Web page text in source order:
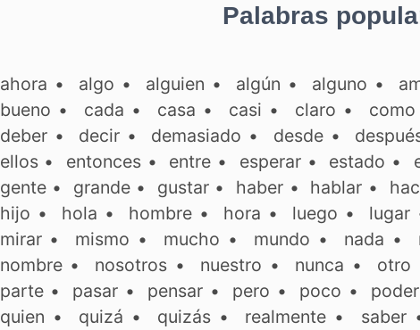
Palabras
ahora • algo • alguien • algún • alguno •
bueno • cada • casa • casi • claro • como
deber• decir• demasiado • desde•
ellos• entonces• entre • esperar• estado •
gente• grande• gustar• haber • hablar •
hijo • hola • hombre• hora • luego • lugar
mirar• mismo • mucho • mundo • nada •
nombre• nosotros • nuestro • nunca • otro
parte• pasar • pensar • pero • poco • poder
quien • quizá • quizás • realmente • saber